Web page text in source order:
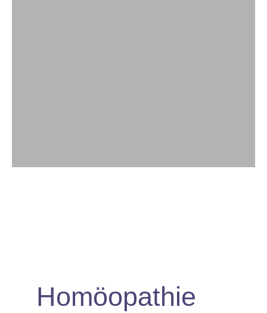
Homöopathie